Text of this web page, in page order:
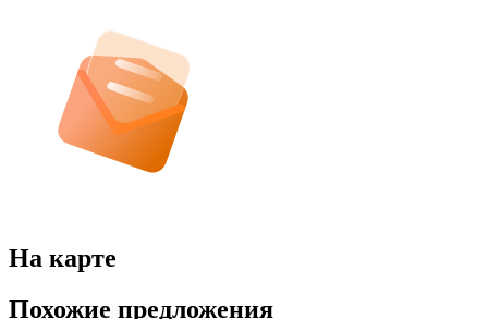
На карте
Похожие предложения